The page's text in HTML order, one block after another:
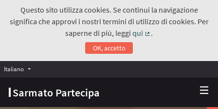
Questo sito utilizza cookies. Se continui la navigazione
significa che approvi i nostri termini di utilizzo di cookies. Per
saperne di più, leggiqui
.
OK, accetto
Sarmato Partecipa
Italiano Choose language